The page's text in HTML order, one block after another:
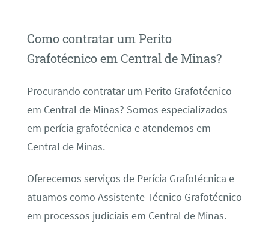
Como contratar um Perito
Grafotécnico em Central de Minas?
Procurando contratar um Perito Grafotécnico
em Central de Minas? Somos especializados
em perícia grafotécnica e atendemos em
Central de Minas.
Oferecemos serviços de Perícia Grafotécnica e
atuamos como Assistente Técnico Grafotécnico
em processos judiciais em Central de Minas.